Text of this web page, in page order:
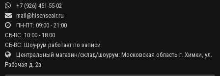
+7 (926) 451-55-02
mail@hisenseair.ru
ПН-ПТ: 09:00 - 21:00
СБ-ВС: 10:00 - 18:00
СБ-ВС: Шоу-рум работает по записи
Центральный магазин/склад/шоурум: Московская область г. Химки, ул.
Рабочая д. 2а